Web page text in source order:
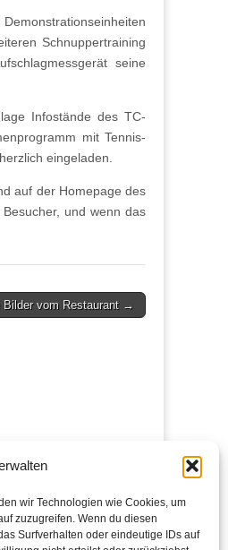
wir Technologien wie Cookies, um
zuzugreifen. Wenn du diesen
Surfverhalten oder eindeutige IDs auf
Schnuppertraining
seine
Infostände des TC-
mit Tennis-
eingeladen.
auf der Homepage des
und wenn das
Bilder vom Restaurant →